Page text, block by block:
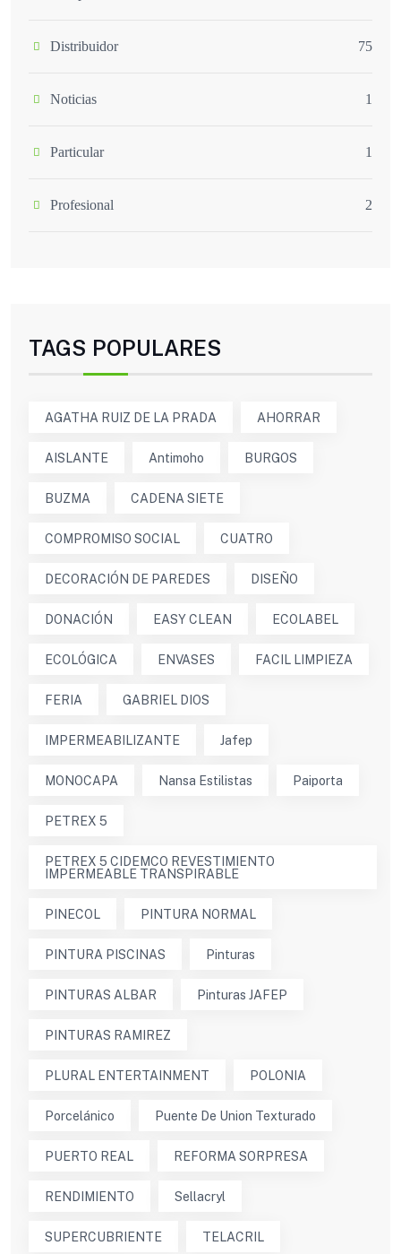
Distribuidor 75
Noticias 1
Particular 1
Profesional 2
TAGS POPULARES
AGATHA RUIZ DE LA PRADA AHORRAR
AISLANTE Antimoho BURGOS
BUZMA CADENA SIETE
COMPROMISO SOCIAL CUATRO
DECORACIÓN DE PAREDES DISEÑO
DONACIÓN EASY CLEAN ECOLABEL
ECOLÓGICA ENVASES FACIL LIMPIEZA
FERIA GABRIEL DIOS
IMPERMEABILIZANTE Jafep
MONOCAPA Nansa Estilistas Paiporta
PETREX 5
PETREX 5 CIDEMCO REVESTIMIENTO
IMPERMEABLE TRANSPIRABLE
PINECOL PINTURA NORMAL
PINTURA PISCINAS Pinturas
PINTURAS ALBAR Pinturas JAFEP
PINTURAS RAMIREZ
PLURAL ENTERTAINMENT POLONIA
Porcelánico Puente De Union Texturado
PUERTO REAL REFORMA SORPRESA
RENDIMIENTO Sellacryl
SUPERCUBRIENTE TELACRIL